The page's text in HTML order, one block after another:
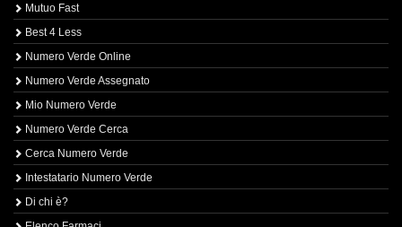
Mutuo Fast
Best 4 Less
Numero Verde Online
Numero Verde Assegnato
Mio Numero Verde
Numero Verde Cerca
Cerca Numero Verde
Intestatario Numero Verde
Di chi è?